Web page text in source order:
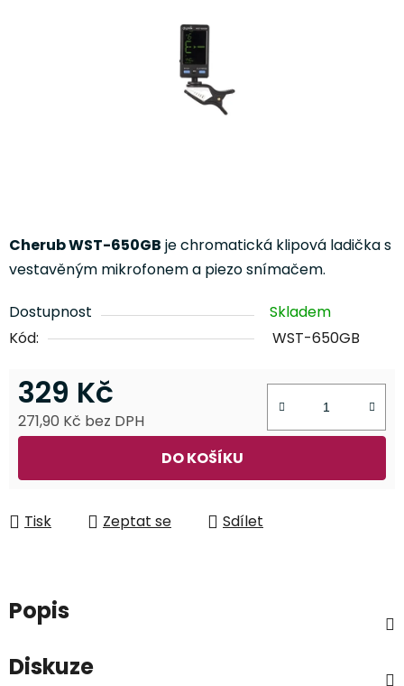
Cherub WST-650GB je chromatická klipová ladička s
vestavěným mikrofonem a piezo snímačem.
Dostupnost
Skladem
Kód:
WST-650GB
329 Kč
271,90 Kč bez DPH
DO KOŠÍKU
Tisk Zeptat se Sdílet
Popis
Diskuze